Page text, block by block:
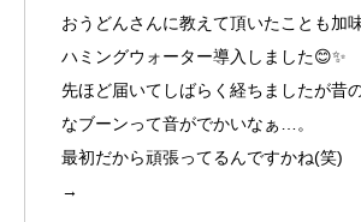
おうどんさんに教えて頂いたことも加
ハミングウォーター導入しました😊✨
先ほど届いてしばらく経ちましたが昔
なブーンって音がでかいなぁ…。
最初だから頑張ってるんですかね(笑)
→